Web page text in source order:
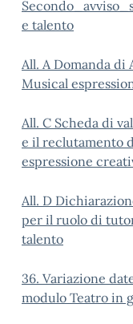
e talento
All. A Domanda di
Musical
All. C Scheda di
e il reclutamento
espressione
All. D
per il ruolo di
talento
36. Variazione
modulo Teatro in